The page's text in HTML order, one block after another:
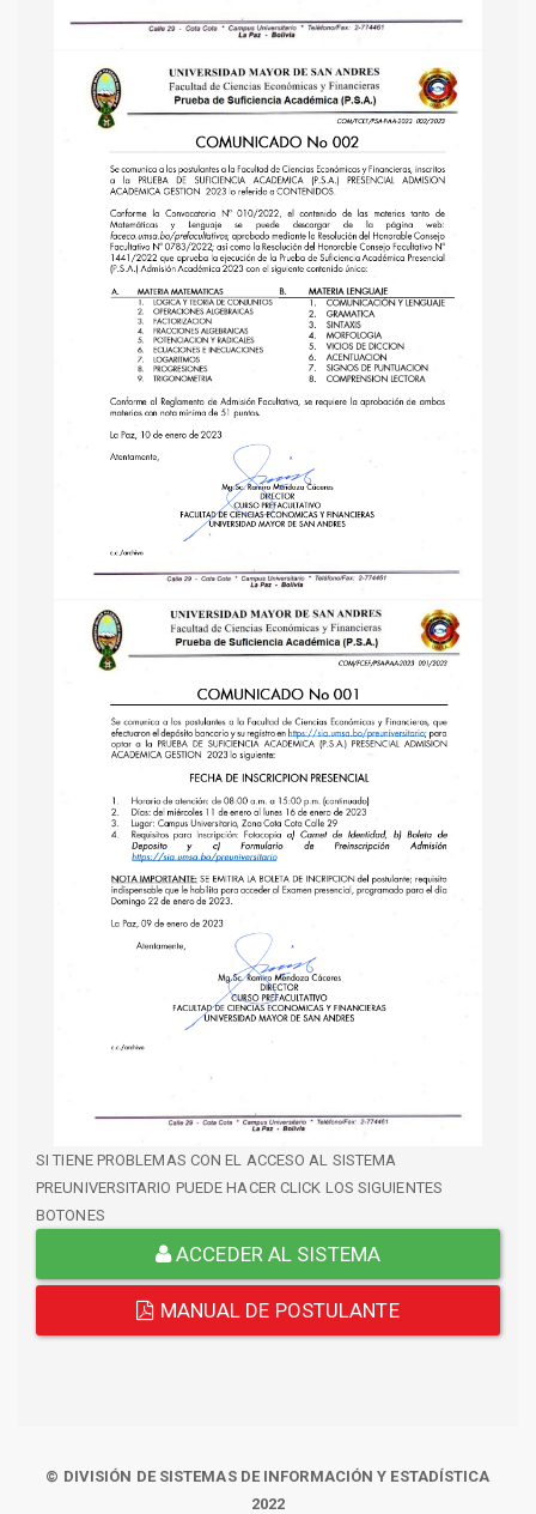
SI TIENE PROBLEMAS CON EL ACCESO AL SISTEMA
PREUNIVERSITARIO PUEDE HACER CLICK LOS SIGUIENTES
BOTONES
ACCEDER AL SISTEMA
MANUAL DE POSTULANTE
© DIVISIÓN DE SISTEMAS DE INFORMACIÓN Y ESTADÍSTICA
2022